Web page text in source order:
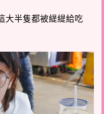
大半隻都被緹緹給吃